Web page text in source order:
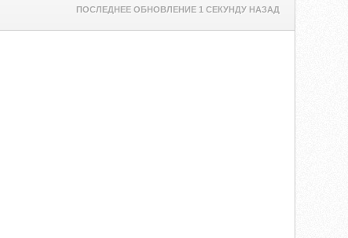
ПОСЛЕДНЕЕ ОБНОВЛЕНИЕ 1 СЕКУНДУ НАЗАД